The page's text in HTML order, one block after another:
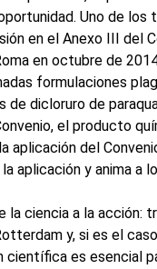
Uno de los
en el Anexo III del
en octubre de
formulaciones
dicloruro de
el producto
del
aplicación y anima a
la ciencia a la acción:
y, si es el
científica es esencial